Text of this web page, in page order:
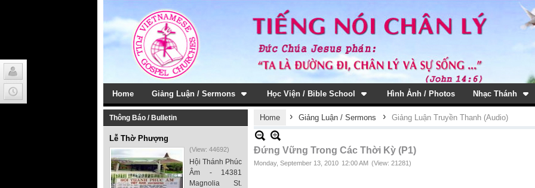
Home Giảng Luận / Sermons Học Viện / Bible School Hình Ảnh / Photos Nhạc Thánh
Thông Báo / Bulletin
Lễ Thờ Phượng
(View: 44692)
Hội Thánh Phúc
Âm - 14381
Magnolia St.
Home › Giảng Luận / Sermons › Giảng Luận Truyền Thanh (Audio)
Đứng Vững Trong Các Thời Kỳ (P1)
Monday, September 13, 2010 12:00 AM (View: 21281)